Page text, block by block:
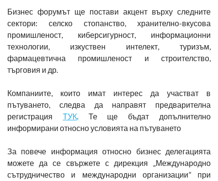
Бизнес форумът ще постави акцент върху следните
сектори: селско стопанство, хранително-вкусова
промишленост, киберсигурност, информационни
технологии, изкуствен интелект, туризъм,
фармацевтична промишленост и строителство,
търговия и др.
Компаниите, които имат интерес да участват в
пътуването, следва да направят предварителна
регистрация ТУК. Те ще бъдат допълнително
информирани относно условията на пътуването
За повече информация относно бизнес делегацията
можете да се свържете с дирекция „Международно
сътрудничество и международни организации” при